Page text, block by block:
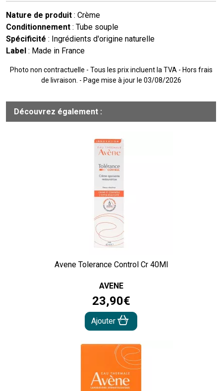
Nature de produit : Crème
Conditionnement : Tube souple
Spécificité : Ingrédients d'origine naturelle
Label : Made in France
Photo non contractuelle - Tous les prix incluent la TVA - Hors frais
de livraison. - Page mise à jour le 03/08/2026
Découvrez également :
Avene Tolerance Control Cr 40Ml
AVENE
23,90€
Ajouter